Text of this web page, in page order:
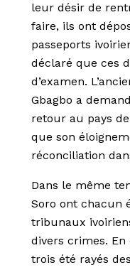
leur désir de
faire, ils ont
passeports
déclaré que ces
d’examen.
Gbagbo a
retour au pays
que son
réconciliation
Dans le même
Soro ont chacun
tribunaux
divers crimes.
trois été rayés